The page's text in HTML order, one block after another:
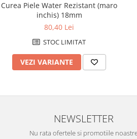
Bijutier
Ceasornicar
Ceasuri
si Curele
Curea Piele Water Rezistant (maro
inchis) 18mm
80,40 Lei
STOC LIMITAT
VEZI VARIANTE
NEWSLETTER
Nu rata ofertele si promotiile